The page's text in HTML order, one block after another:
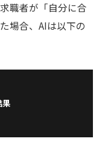
職者が「自分に合
場合、AIは以下の
果